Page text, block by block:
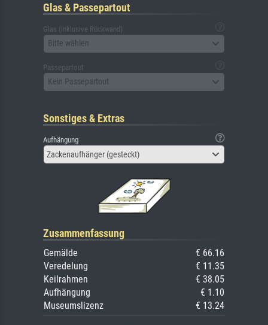
Glas & Passepartout
Glas (inklusive Rückwand)
Bitte wählen
Passepartout
Kein Passepartout
Sonstiges & Extras
Aufhängung
Zackenaufhänger (gesteckt)
Zusammenfassung
Gemälde
€ 66.16
Veredelung
€ 11.35
Keilrahmen
€ 38.05
Aufhängung
€ 1.10
Museumslizenz
€ 13.24